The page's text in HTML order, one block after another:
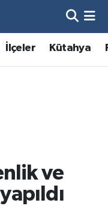
İlçeler Kütahya
ve